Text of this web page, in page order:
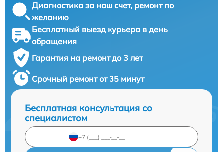
Диагностика за наш счет, ремонт по
желанию
Бесплатный выезд курьера в день
обращения
Гарантия на ремонт до 3 лет
Срочный ремонт от 35 минут
Бесплатная консультация со
специалистом